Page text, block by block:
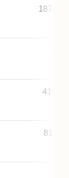
18711
4160
8111